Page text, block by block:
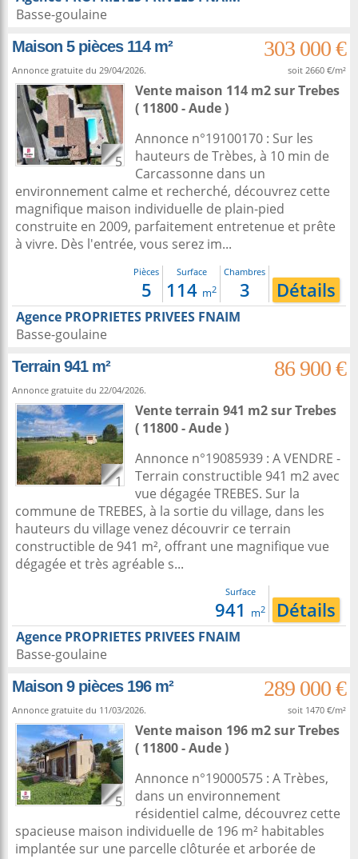
Basse-goulaine
Maison 5 pièces 114 m²
303 000 €
Annonce gratuite du 29/04/2026. soit 2660 €/m²
5
Vente maison 114 m2surTrebes
( 11800 - Aude )
Annonce n°19100170 : Sur les
hauteurs de Trèbes, à 10 min de
Carcassonne dans un
environnement calme et recherché, découvrez cette
magnifique maison individuelle de plain-pied
construite en 2009, parfaitement entretenue et prête
à vivre. Dès l'entrée, vous serez im...
Pièces
5
Surface
114 m2
Chambres
3 Détails
Agence PROPRIETES PRIVEES FNAIM
Basse-goulaine
Terrain 941 m²
86 900 €
Annonce gratuite du 22/04/2026.
1
Vente terrain 941 m2surTrebes
( 11800 - Aude )
Annonce n°19085939 : A VENDRE -
Terrain constructible 941 m2 avec
vue dégagée TREBES. Sur la
commune de TREBES, à la sortie du village, dans les
hauteurs du village venez découvrir ce terrain
constructible de 941 m², offrant une magnifique vue
dégagée et très agréable s...
Surface
941 m2 Détails
Agence PROPRIETES PRIVEES FNAIM
Basse-goulaine
Maison 9 pièces 196 m²
289 000 €
Annonce gratuite du 11/03/2026. soit 1470 €/m²
5
Vente maison 196 m2surTrebes
( 11800 - Aude )
Annonce n°19000575 : A Trèbes,
dans un environnement
résidentiel calme, découvrez cette
spacieuse maison individuelle de 196 m² habitables
implantée sur une parcelle clôturée et arborée de